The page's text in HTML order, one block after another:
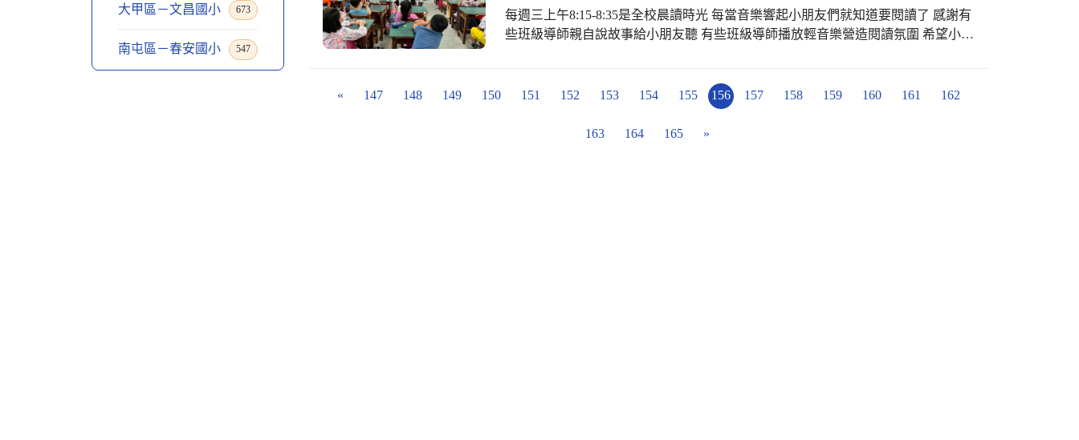
大甲區－文昌國小 673
南屯區－春安國小 547
每週三上午8:15-8:35是全校晨讀時光 每當音樂響起小朋友們就知道要閱讀了 感謝有
些班級導師親自說故事給小朋友聽 有些班級導師播放輕音樂營造閱讀氛圍 希望小朋
起來閱讀！
« 147 148 149 150 151 152 153 154 155 156 157 158 159 160 161 162
163 164 165 »